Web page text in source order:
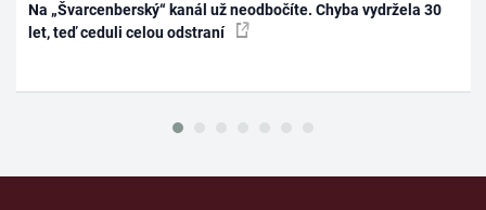
Na „Švarcenberský“ kanál už neodbočíte. Chyba vydržela 30
let, teď ceduli celou odstraní